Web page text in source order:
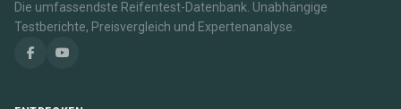
Die umfassendste Reifentest-Datenbank. Unabhängige
Testberichte, Preisvergleich und Expertenanalyse.